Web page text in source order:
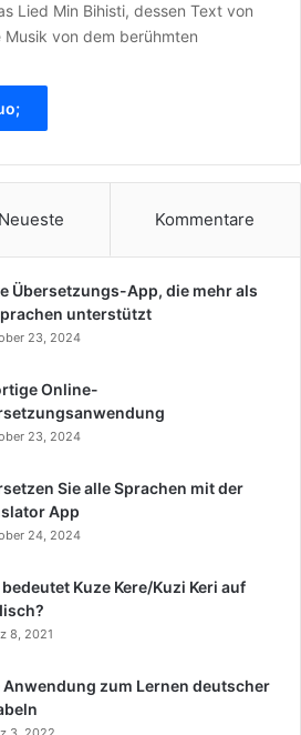
Lied Min Bihisti, dessen Text von
Musik von dem berühmten
Neueste Kommentare
Übersetzungs-App, die mehr als
unterstützt
23, 2024
Online-
23, 2024
Sie alle Sprachen mit der
App
24, 2024
bedeutet Kuze Kere/Kuzi Keri auf
8, 2021
Anwendung zum Lernen deutscher